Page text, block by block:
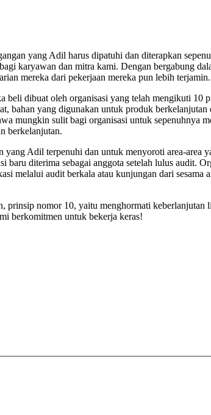
yang Adil harus dipatuhi dan diterapkan
karyawan dan mitra kami. Dengan bergabung
mereka dari pekerjaan mereka pun lebih terjamin.
beli dibuat oleh organisasi yang telah mengikuti
bahan yang digunakan untuk produk
sulit bagi organisasi untuk sepenuhnya
berkelanjutan.
Adil terpenuhi dan untuk menyoroti area-
baru diterima sebagai anggota setelah lulus audit.
melalui audit berkala atau kunjungan dari sesama
nomor 10, yaitu menghormati keberlanjutan
berkomitmen untuk bekerja keras!